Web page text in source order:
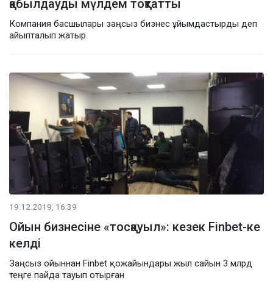
қабылдауды мүлдем тоқтатты
Компания басшылары заңсыз бизнес ұйымдастырды деп
айыпталып жатыр
19.12.2019, 16:39
Ойын бизнесіне «тосқауыл»: кезек Finbet-ке
келді
Заңсыз ойыннан Finbet қожайындары жыл сайын 3 млрд
теңге пайда тауып отырған